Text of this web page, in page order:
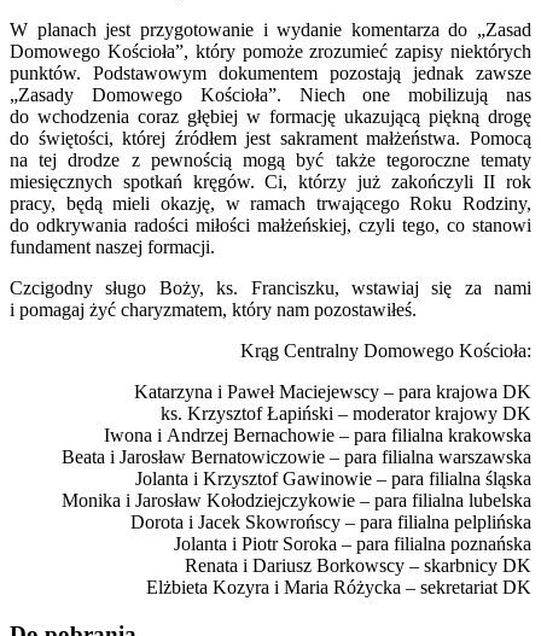
W planach jest przygotowanie i wydanie komentarza do „Zasad
Domowego Kościoła”, który pomoże zrozumieć zapisy niektórych
punktów. Podstawowym dokumentem pozostają jednak zawsze
„Zasady Domowego Kościoła”. Niech one mobilizują nas
do wchodzenia coraz głębiej w formację ukazującą piękną drogę
do świętości, której źródłem jest sakrament małżeństwa. Pomocą
na tej drodze z pewnością mogą być także tegoroczne tematy
miesięcznych spotkań kręgów. Ci, którzy już zakończyli II rok
pracy, będą mieli okazję, w ramach trwającego Roku Rodziny,
do odkrywania radości miłości małżeńskiej, czyli tego, co stanowi
fundament naszej formacji.
Czcigodny sługo Boży, ks. Franciszku, wstawiaj się za nami
i pomagaj żyć charyzmatem, który nam pozostawiłeś.
Krąg Centralny Domowego Kościoła:
Katarzyna i Paweł Maciejewscy – para krajowa DK
ks. Krzysztof Łapiński – moderator krajowy DK
Iwona i Andrzej Bernachowie – para filialna krakowska
Beata i Jarosław Bernatowiczowie – para filialna warszawska
Jolanta i Krzysztof Gawinowie – para filialna śląska
Monika i Jarosław Kołodziejczykowie – para filialna lubelska
Dorota i Jacek Skowrońscy – para filialna pelplińska
Jolanta i Piotr Soroka – para filialna poznańska
Renata i Dariusz Borkowscy – skarbnicy DK
Elżbieta Kozyra i Maria Różycka – sekretariat DK